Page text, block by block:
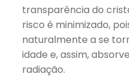
transparência do
risco é minimizado,
naturalmente a se
idade e, assim,
radiação.